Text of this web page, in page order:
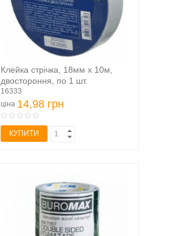
Клейка стрічка, 18мм х 10м,
двостороння, по 1 шт.
16333
ціна 14,98 грн
КУПИТИ